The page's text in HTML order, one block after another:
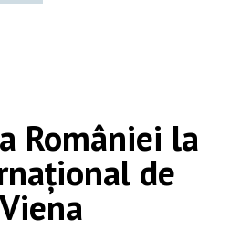
României la
de